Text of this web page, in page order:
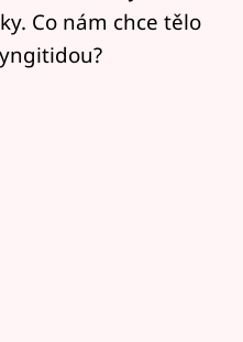
Co nám chce tělo